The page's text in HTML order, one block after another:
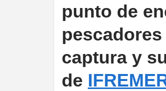
punto de
captura y
de